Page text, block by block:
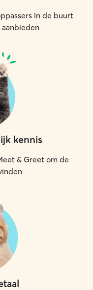
in de buurt
kennis
& Greet om de